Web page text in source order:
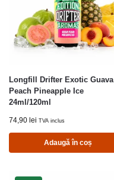
Longfill Drifter Exotic Guava
Peach Pineapple Ice
24ml/120ml
74,90 lei TVA inclus
Adaugă în coș